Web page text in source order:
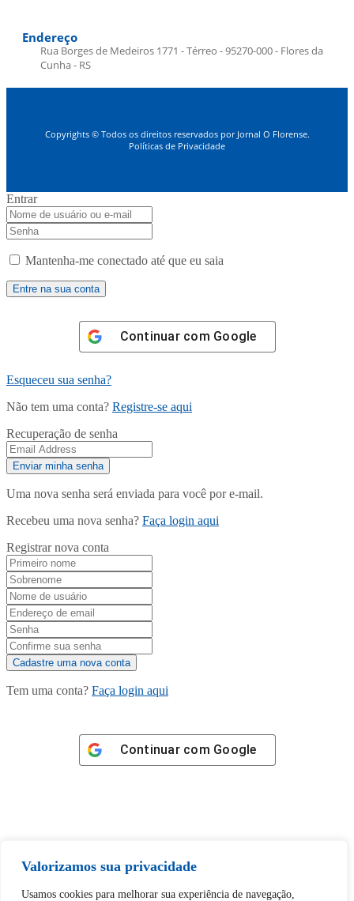
Valorizamos sua privacidade
Usamos cookies para melhorar sua experiência de navegação,
Endereço
Rua Borges de Medeiros 1771 - Térreo - 95270-000 - Flores da
Cunha - RS
Copyrights © Todos os direitos reservados por Jornal O Florense.
Políticas de Privacidade
Entrar
Mantenha-me conectado até que eu saia
Continuar com Google
Esqueceu sua senha?
Não tem uma conta? Registre-se aqui
Recuperação de senha
Uma nova senha será enviada para você por e-mail.
Recebeu uma nova senha? Faça login aqui
Registrar nova conta
Tem uma conta? Faça login aqui
Continuar com Google
Tem certeza de que deseja
desbloquear esta publicação?